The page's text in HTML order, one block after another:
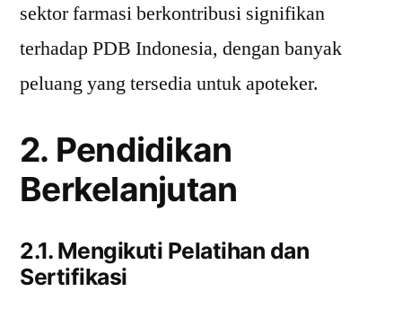
sektor farmasi berkontribusi signifikan
terhadap PDB Indonesia, dengan banyak
peluang yang tersedia untuk apoteker.
2. Pendidikan
Berkelanjutan
2.1. Mengikuti Pelatihan dan
Sertifikasi